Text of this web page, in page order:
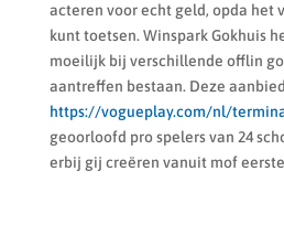
acteren voor echt geld, opda het
kunt toetsen. Winspark Gokhuis
moeilijk bij verschillende offlin
aantreffen bestaan. Deze
https://vogueplay.com/nl/
geoorloofd pro spelers van 24
erbij gij creëren vanuit mof